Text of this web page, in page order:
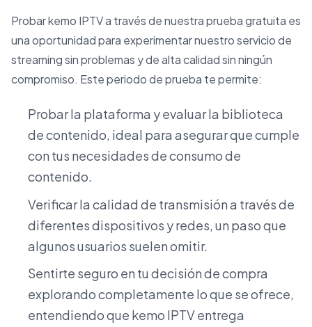
Probar kemo IPTV a través de nuestra prueba gratuita es
una oportunidad para experimentar nuestro servicio de
streaming sin problemas y de alta calidad sin ningún
compromiso. Este periodo de prueba te permite:
Probar la plataforma y evaluar la biblioteca
de contenido, ideal para asegurar que cumple
con tus necesidades de consumo de
contenido.
Verificar la calidad de transmisión a través de
diferentes dispositivos y redes, un paso que
algunos usuarios suelen omitir.
Sentirte seguro en tu decisión de compra
explorando completamente lo que se ofrece,
entendiendo que kemo IPTV entrega